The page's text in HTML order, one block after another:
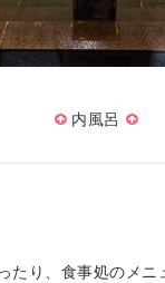
内風呂
たり、食事処のメニ